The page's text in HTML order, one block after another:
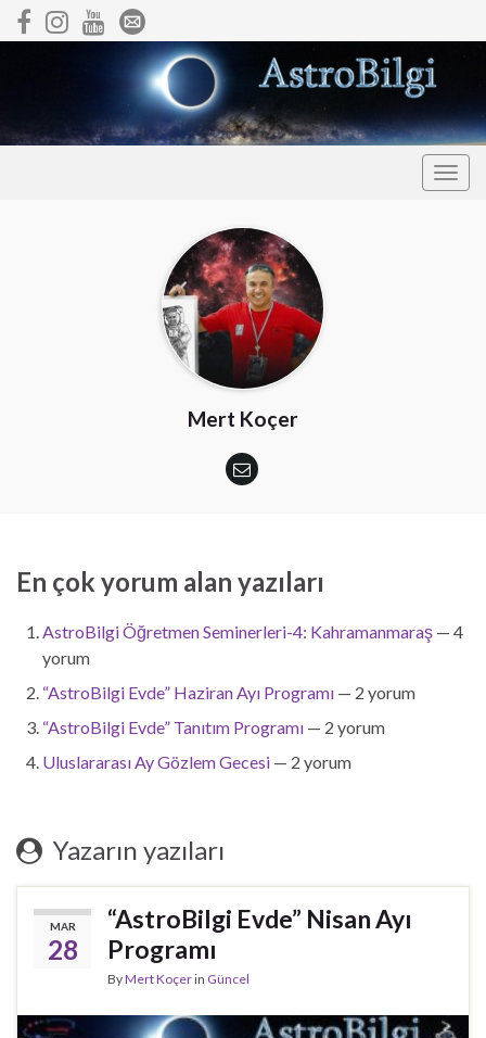
Mert Koçer
En çok yorum alan yazıları
AstroBilgi Öğretmen Seminerleri-4: Kahramanmaraş — 4
yorum
“AstroBilgi Evde” Haziran Ayı Programı — 2 yorum
“AstroBilgi Evde” Tanıtım Programı — 2 yorum
Uluslararası Ay Gözlem Gecesi — 2 yorum
Yazarın yazıları
MAR
28
“AstroBilgi Evde” Nisan Ayı
Programı
ByMert Koçerin Güncel